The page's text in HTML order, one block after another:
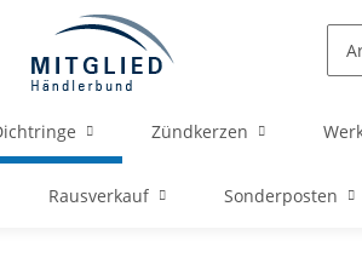
Zündkerzen
Rausverkauf Sonderposten